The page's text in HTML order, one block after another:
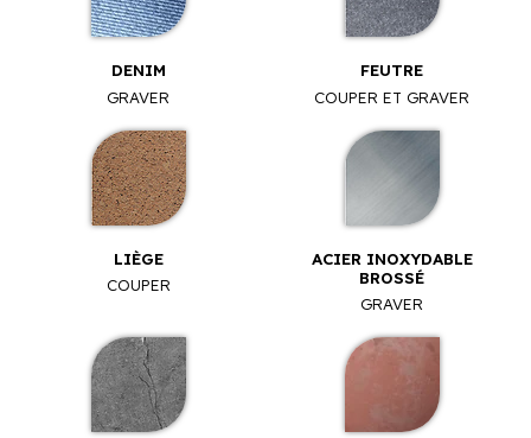
DENIM
GRAVER
FEUTRE
COUPER ET GRAVER
LIÈGE
COUPER
ACIER INOXYDABLE
BROSSÉ
GRAVER